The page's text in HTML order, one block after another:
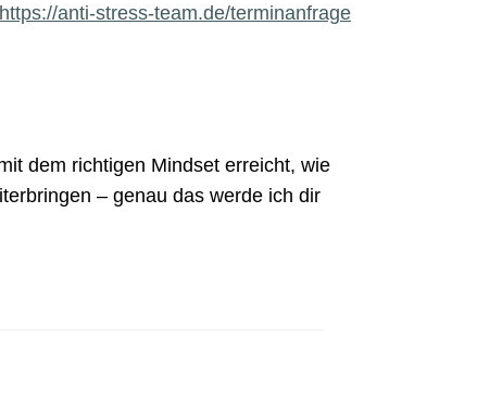
https://anti-stress-team.de/terminanfrage
dem richtigen Mindset erreicht, wie
– genau das werde ich dir